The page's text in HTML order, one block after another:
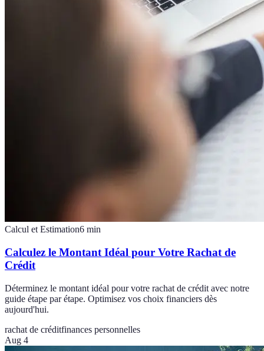
Calcul et Estimation6 min
Calculez le Montant Idéal pour Votre Rachat de
Crédit
Déterminez le montant idéal pour votre rachat de crédit avec notre
guide étape par étape. Optimisez vos choix financiers dès
aujourd'hui.
rachat de créditfinances personnelles
Aug 4